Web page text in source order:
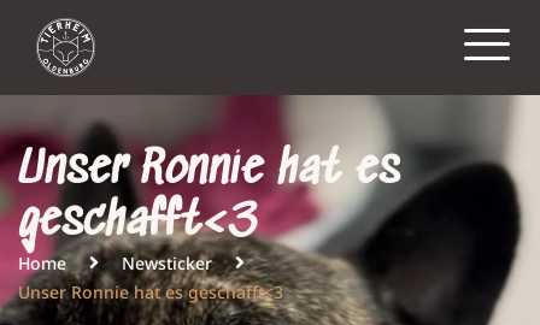
Unser Ronnie hat es
geschafft<3
Home
Newsticker
Unser Ronnie hat es geschafft<3